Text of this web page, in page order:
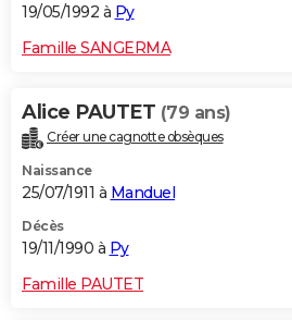
19/05/1992 à Py
Famille SANGERMA
Alice PAUTET (79 ans)
Créer une cagnotte obsèques
Naissance
25/07/1911 à Manduel
Décès
19/11/1990 à Py
Famille PAUTET